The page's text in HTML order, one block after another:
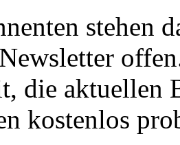
stehen
die aktuellen
kostenlos